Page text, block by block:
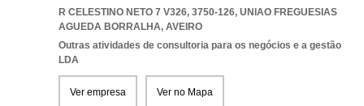
R CELESTINO NETO 7 V326, 3750-126, UNIAO FREGUESIAS
AGUEDA BORRALHA, AVEIRO
Outras atividades de consultoria para os negócios e a gestão
LDA
Ver empresa Ver no Mapa